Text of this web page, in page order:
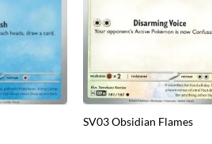
SV03 Obsidian Flames